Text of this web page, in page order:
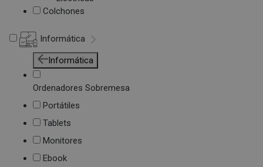
Colchones
Informática
Informática
Ordenadores Sobremesa
Portátiles
Tablets
Monitores
Ebook